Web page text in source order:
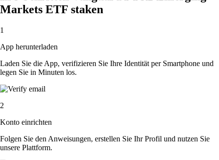
Markets ETF staken
1
App herunterladen
Laden Sie die App, verifizieren Sie Ihre Identität per Smartphone und
legen Sie in Minuten los.
2
Konto einrichten
Folgen Sie den Anweisungen, erstellen Sie Ihr Profil und nutzen Sie
unsere Plattform.